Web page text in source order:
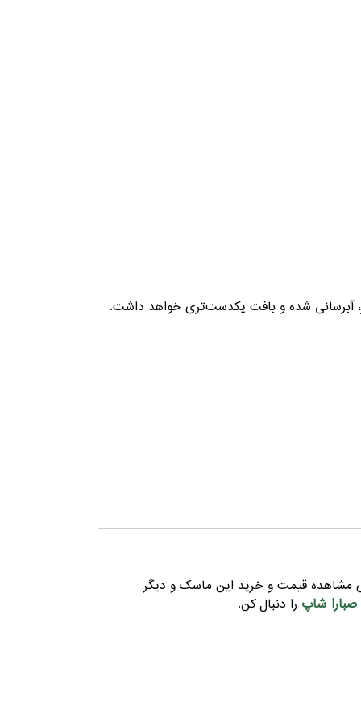
آبرسانی شده و بافت یکدست‌تری خواهد داشت.
مشاهده قیمت و خرید این ماسک و دیگر
صبارا شاپ را دنبال کن.